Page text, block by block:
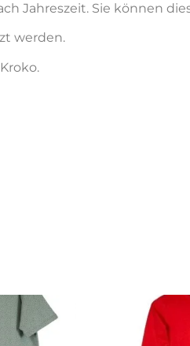
Jahreszeit. Sie können
werden.